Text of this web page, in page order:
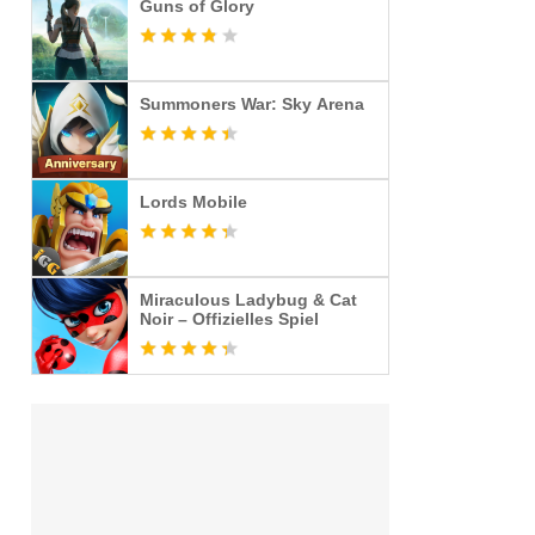
Guns of Glory
Summoners War: Sky Arena
Lords Mobile
Miraculous Ladybug & Cat
Noir – Offizielles Spiel